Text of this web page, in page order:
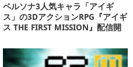
ペルソナ3人気キャラ「アイギ
ス」の3DアクションRPG『アイギ
ス THE FIRST MISSION』配信開